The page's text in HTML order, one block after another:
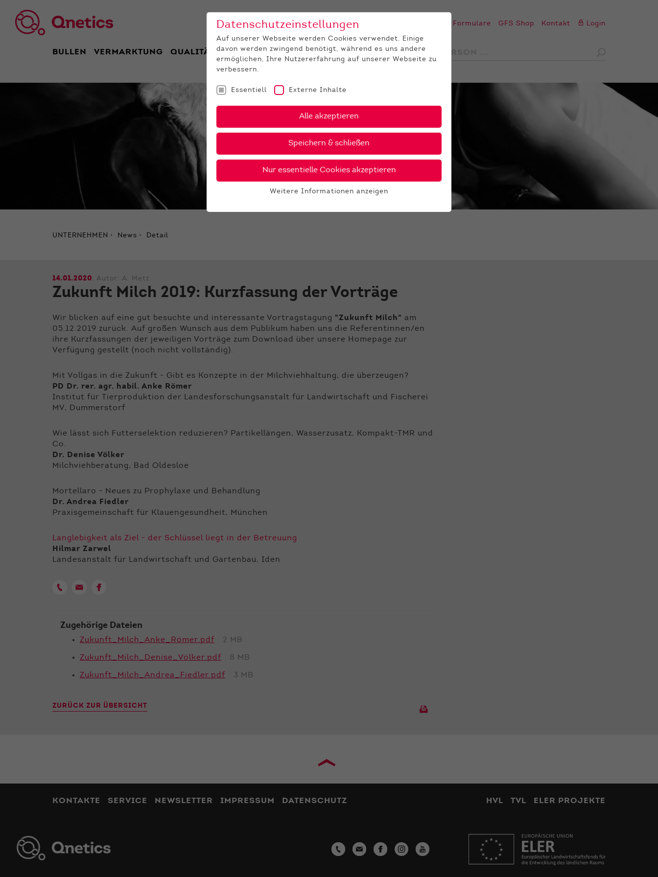
Formulare GFS Shop Kontakt Login
BULLEN VERMARKTUNG QUALITÄT JUNGZÜCHTER
UNTERNEHMEN News Detail
14.01.2020, Autor: A. Metz
Zukunft Milch 2019: Kurzfassung der Vorträge
Wir blicken auf eine gut besuchte und interessante Vortragstagung "Zukunft Milch" am
05.12.2019 zurück. Auf großen Wunsch aus dem Publikum haben uns die Referentinnen/en
ihre Kurzfassungen der jeweiligen Vorträge zum Download über unsere Homepage zur
Verfügung gestellt (noch nicht vollständig).
Mit Vollgas in die Zukunft - Gibt es Konzepte in der Milchviehhaltung, die überzeugen?
PD Dr. rer. agr. habil. Anke Römer
Institut für Tierproduktion der Landesforschungsanstalt für Landwirtschaft und Fischerei
MV, Dummerstorf
Wie lässt sich Futterselektion reduzieren? Partikellängen, Wasserzusatz, Kompakt-TMR und
Co.
Dr. Denise Völker
Milchviehberatung, Bad Oldesloe
Mortellaro - Neues zu Prophylaxe und Behandlung
Dr. Andrea Fiedler
Praxisgemeinschaft für Klauengesundheit, München
Langlebigkeit als Ziel - der Schlüssel liegt in der Betreuung
Hilmar Zarwel
Landesanstalt für Landwirtschaft und Gartenbau, Iden
Zugehörige Dateien
Zukunft_Milch_Anke_Römer.pdf 2 MB
Zukunft_Milch_Denise_Völker.pdf 8 MB
Zukunft_Milch_Andrea_Fiedler.pdf 3 MB
ZURÜCK ZUR ÜBERSICHT
›
KONTAKTE SERVICE NEWSLETTER IMPRESSUM DATENSCHUTZ HVL TVL ELER PROJEKTE
Datenschutzeinstellungen
Auf unserer Webseite werden Cookies verwendet. Einige
davon werden zwingend benötigt, während es uns andere
ermöglichen, Ihre Nutzererfahrung auf unserer Webseite zu
verbessern.
Essentiell Externe Inhalte
Alle akzeptieren
Speichern & schließen
Nur essentielle Cookies akzeptieren
Laufzeit 1 Jahr
Cookie Einstellungen speichern
Wir verwenden auf unserer Website externe Inhalte, um
Ihnen zusätzliche Informationen anzubieten.
Weitere Informationen anzeigen